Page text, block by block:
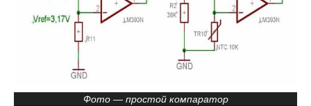
Фото — простой компаратор